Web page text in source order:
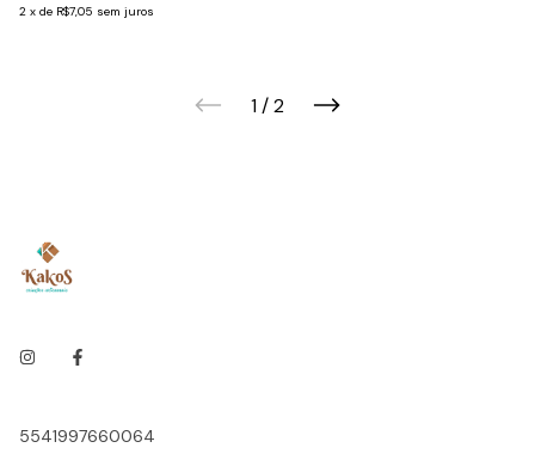
2 x de R$7,05 sem juros
1/2
5541997660064